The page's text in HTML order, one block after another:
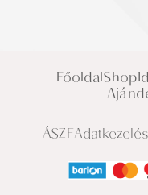
FőoldalShop
ÁSZFAdatkezelés